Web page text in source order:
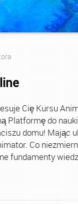
Cię Kursu
Platformę do
domu! Mając
Co
fundamenty